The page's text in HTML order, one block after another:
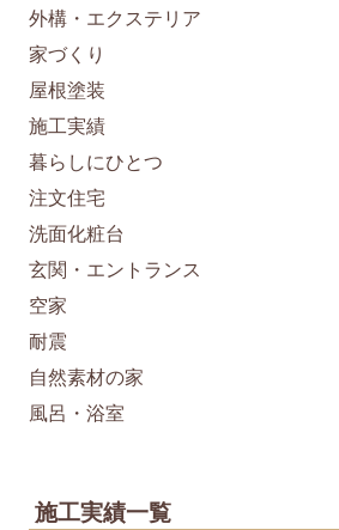
外構・エクステリア
家づくり
屋根塗装
施工実績
暮らしにひとつ
注文住宅
洗面化粧台
玄関・エントランス
空家
耐震
自然素材の家
風呂・浴室
施工実績一覧